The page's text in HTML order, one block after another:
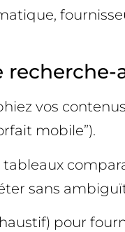
vos
mobile”).
sans
pour